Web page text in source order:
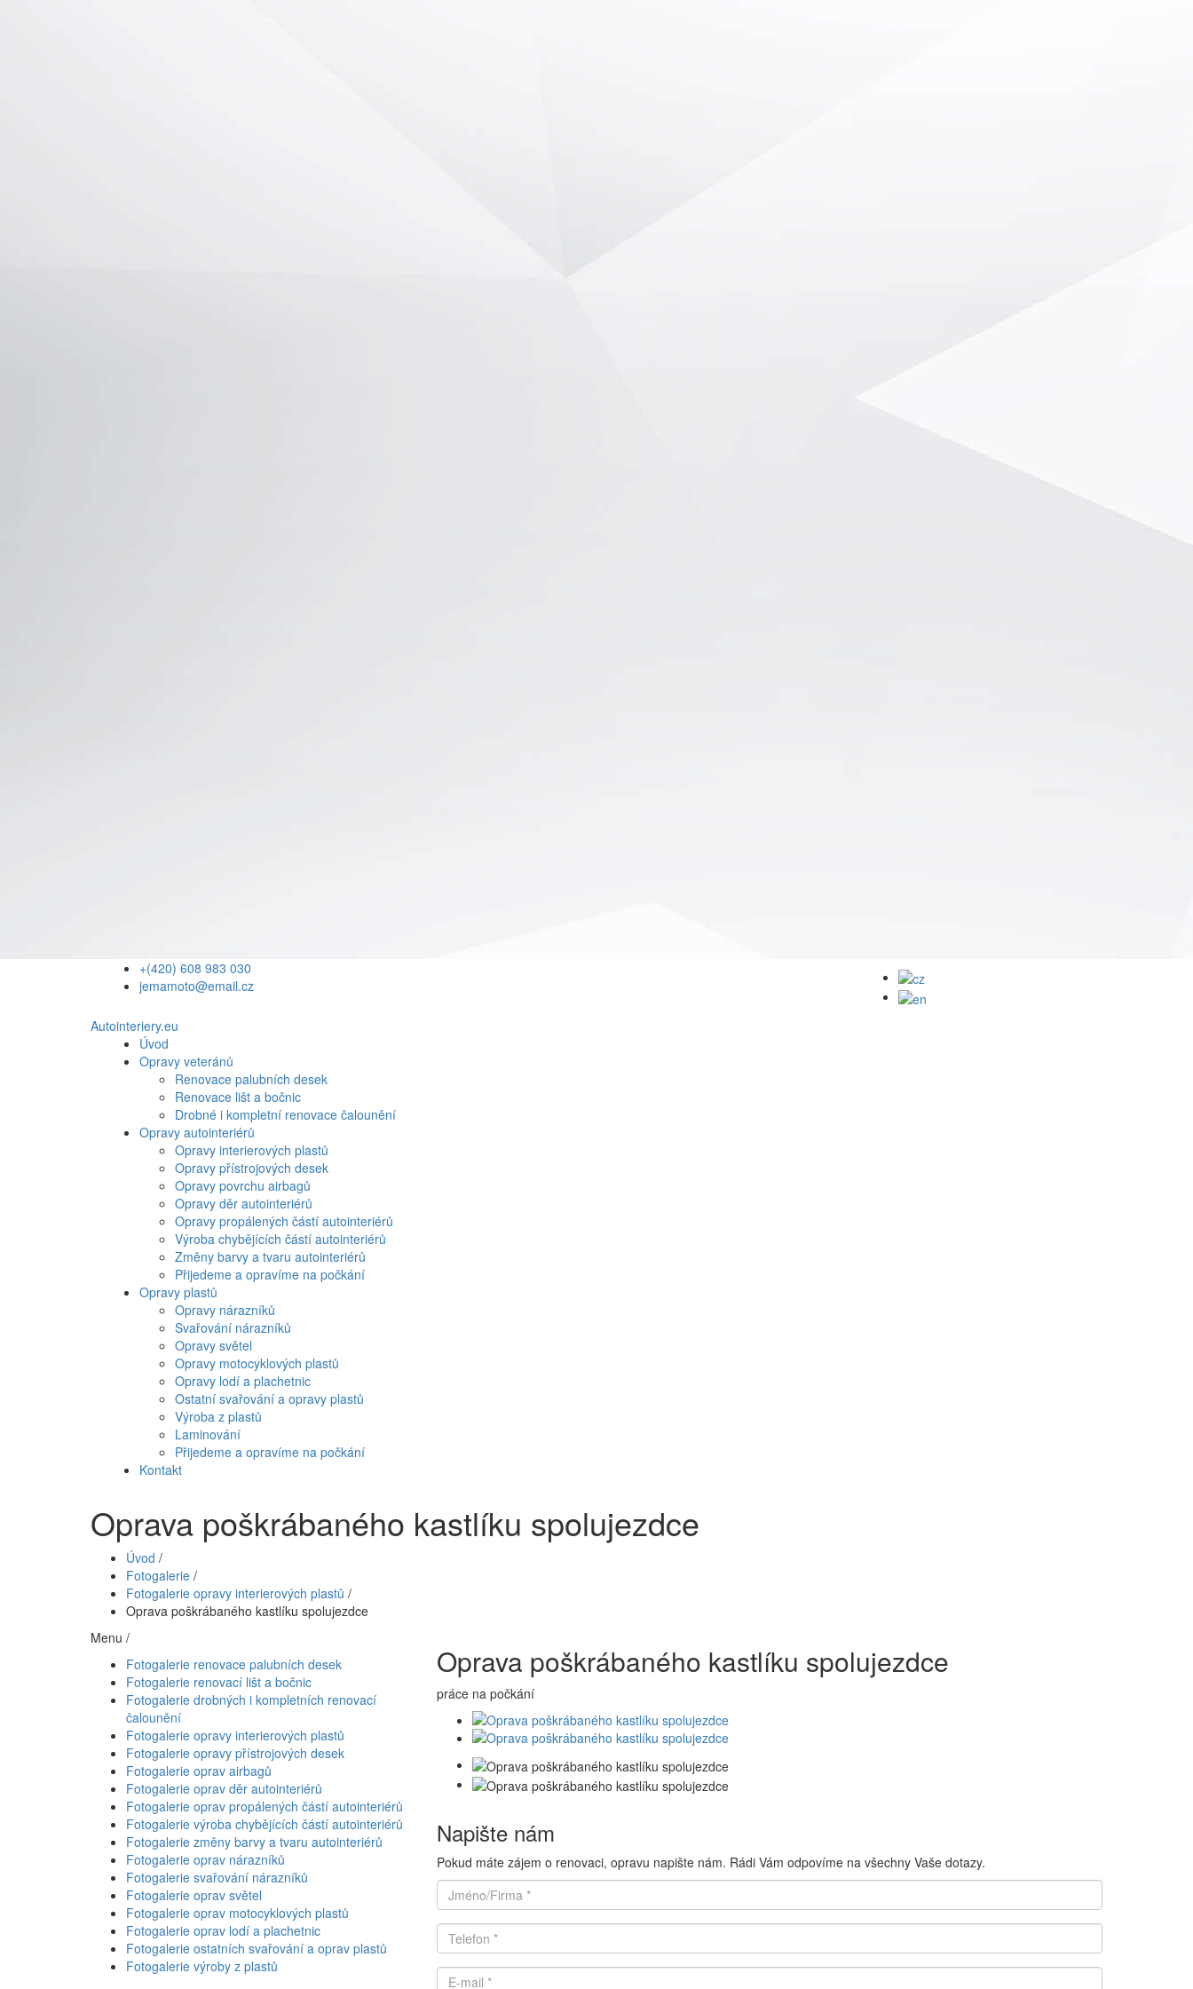
+(420) 608 983 030
jemamoto@email.cz
Autointeriery.eu
Úvod
Opravy veteránů
Renovace palubních desek
Renovace lišt a bočnic
Drobné i kompletní renovace čalounění
Opravy autointeriérů
Opravy interierových plastů
Opravy přístrojových desek
Opravy povrchu airbagů
Opravy děr autointeriérů
Opravy propálených částí autointeriérů
Výroba chybějících částí autointeriérů
Změny barvy a tvaru autointeriérů
Přijedeme a opravíme na počkání
Opravy plastů
Opravy nárazníků
Svařování nárazníků
Opravy světel
Opravy motocyklových plastů
Opravy lodí a plachetnic
Ostatní svařování a opravy plastů
Výroba z plastů
Laminování
Přijedeme a opravíme na počkání
Kontakt
Oprava poškrábaného kastlíku spolujezdce
Úvod /
Fotogalerie /
Fotogalerie opravy interierových plastů /
Oprava poškrábaného kastlíku spolujezdce
Menu /
Fotogalerie renovace palubních desek
Fotogalerie renovací lišt a bočnic
Fotogalerie drobných i kompletních renovací
čalounění
Fotogalerie opravy interierových plastů
Fotogalerie opravy přístrojových desek
Fotogalerie oprav airbagů
Fotogalerie oprav děr autointeriérů
Fotogalerie oprav propálených částí autointeriérů
Fotogalerie výroba chybějících částí autointeriérů
Fotogalerie změny barvy a tvaru autointeriérů
Fotogalerie oprav nárazníků
Fotogalerie svařování nárazníků
Fotogalerie oprav světel
Fotogalerie oprav motocyklových plastů
Fotogalerie oprav lodí a plachetnic
Fotogalerie ostatních svařování a oprav plastů
Fotogalerie výroby z plastů
Oprava poškrábaného kastlíku spolujezdce
práce na počkání
Napište nám
Pokud máte zájem o renovaci, opravu napište nám. Rádi Vám odpovíme na všechny Vaše dotazy.